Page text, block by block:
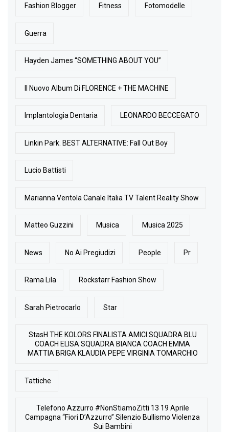
Fashion Blogger Fitness Fotomodelle
Guerra
Hayden James “SOMETHING ABOUT YOU”
Il Nuovo Album Di FLORENCE + THE MACHINE
Implantologia Dentaria LEONARDO BECCEGATO
Linkin Park. BEST ALTERNATIVE: Fall Out Boy
Lucio Battisti
Marianna Ventola Canale Italia TV Talent Reality Show
Matteo Guzzini Musica Musica 2025
News No Ai Pregiudizi People Pr
Rama Lila Rockstarr Fashion Show
Sarah Pietrocarlo Star
StasH THE KOLORS FINALISTA AMICI SQUADRA BLU
COACH ELISA SQUADRA BIANCA COACH EMMA
MATTIA BRIGA KLAUDIA PEPE VIRGINIA TOMARCHIO
Tattiche
Telefono Azzurro #NonStiamoZitti 13 19 Aprile
Campagna “Fiori D’Azzurro” Silenzio Bullismo Violenza
Sui Bambini